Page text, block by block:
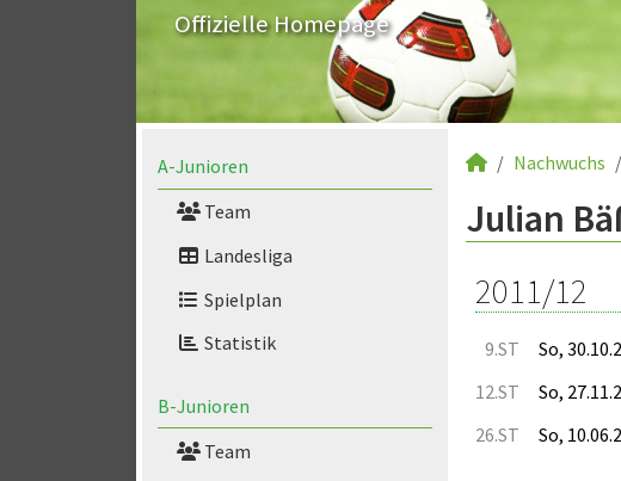
Offizielle Homepage
A-Junioren
Team
Landesliga
Spielplan
Statistik
B-Junioren
Team
Nachwuchs
Julian
2011/12
9.ST So,
12.ST So,
26.ST So,